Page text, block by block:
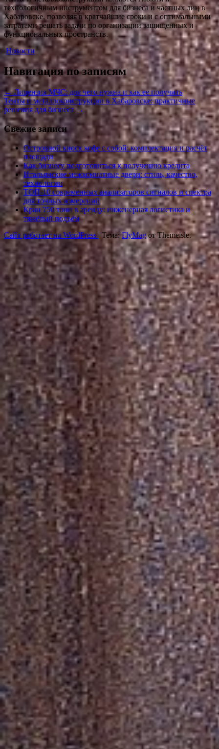
технологичным инструментом для бизнеса и частных лиц в
Хабаровске, позволяя в кратчайшие сроки и с оптимальными
затратами решать задачи по организации защищенных и
функциональных пространств.
Новости
Навигация по записям
←Лицензия МЧС: для чего нужна и как ее получить
Тенты и металлоконструкции в Хабаровске: практичные
решения для бизнеса→
Свежие записи
Островной киоск кофе с собой: комплектация и расчёт
площади
Как бизнесу подготовиться к получению кредита
Итальянские межкомнатные двери: стиль, качество,
технологии
ТОП-10 современных анализаторов сигналов и спектра
для точных измерений
Кран 750 тонн в аренду: инженерная логистика и
тяжёлый подъём
Сайт работает на WordPress | Тема:FlyMagот Themeisle.